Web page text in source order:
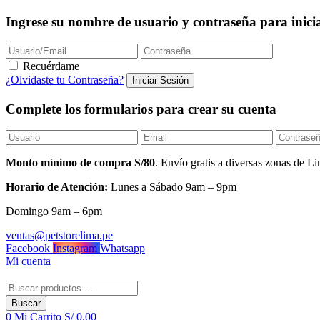
Ingrese su nombre de usuario y contraseña para
Recuérdame
¿Olvidaste tu Contraseña?
Complete los formularios para crear su cuenta
Monto mínimo de compra S/80. Envío gratis a diversas zonas de
Horario de Atención: Lunes a Sábado 9am – 9pm
Domingo 9am – 6pm
ventas@petstorelima.pe
Facebook Instagram Whatsapp
Mi cuenta
Buscar
0 Mi Carrito S/0.00